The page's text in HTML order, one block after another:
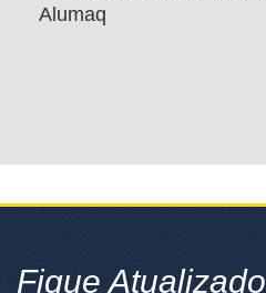
Alumaq
Fique Atualizado